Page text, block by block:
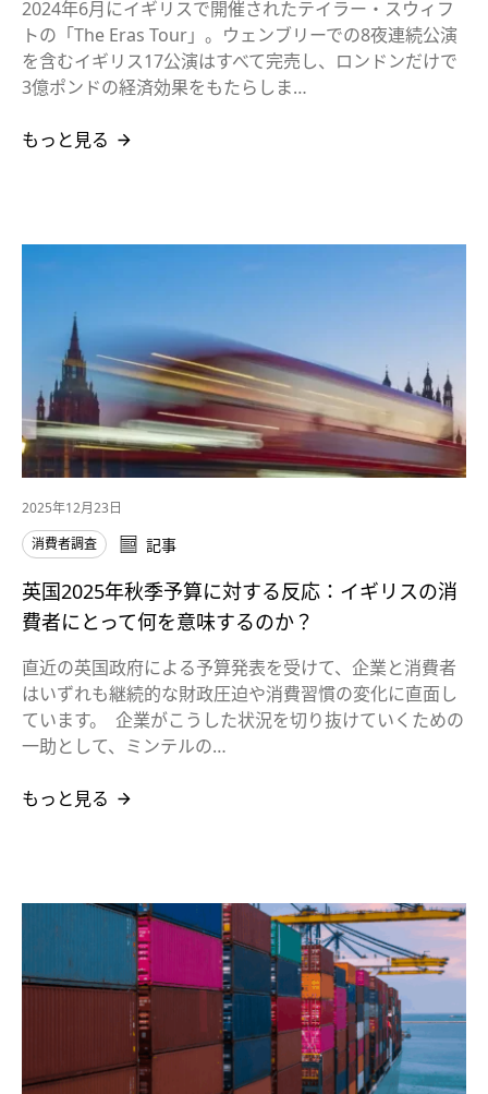
2024年6月にイギリスで開催されたテイラー・スウィフ
トの「The Eras Tour」。ウェンブリーでの8夜連続公演
を含むイギリス17公演はすべて完売し、ロンドンだけで
3億ポンドの経済効果をもたらしま…
もっと見る
2025年12月23日
消費者調査
記事
英国2025年秋季予算に対する反応：イギリスの消
費者にとって何を意味するのか？
直近の英国政府による予算発表を受けて、企業と消費者
はいずれも継続的な財政圧迫や消費習慣の変化に直面し
ています。 企業がこうした状況を切り抜けていくための
一助として、ミンテルの…
もっと見る